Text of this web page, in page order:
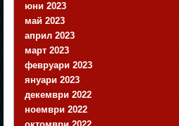
юни 2023
май 2023
април 2023
март 2023
февруари 2023
януари 2023
декември 2022
ноември 2022